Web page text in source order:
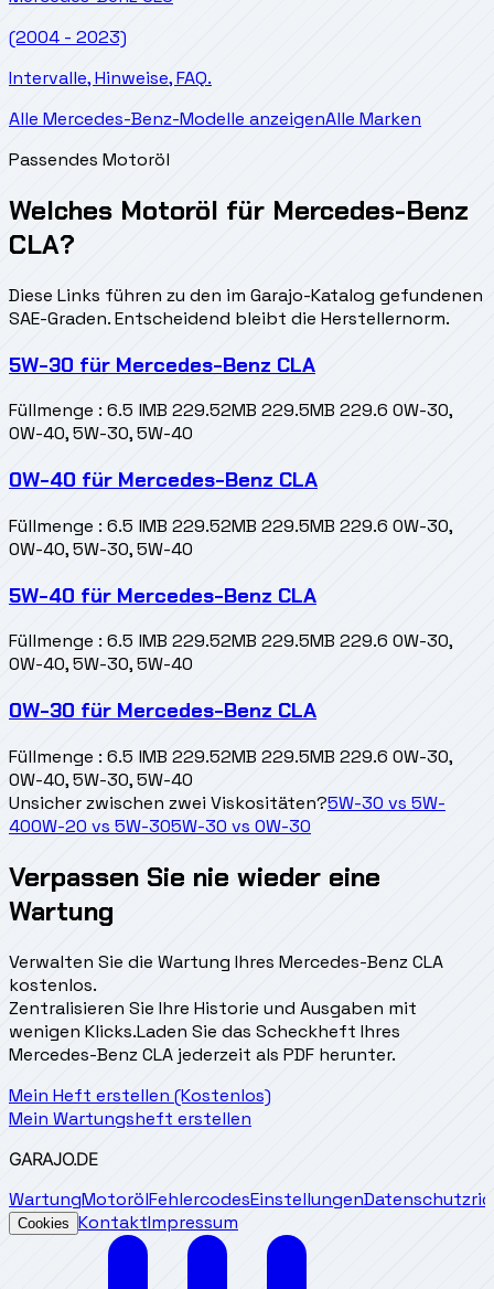
(2004 - 2023)
Intervalle, Hinweise, FAQ.
Alle Mercedes-Benz-Modelle anzeigenAlle Marken
Passendes Motoröl
Welches Motoröl für Mercedes-Benz
CLA?
Diese Links führen zu den im Garajo-Katalog gefundenen
SAE-Graden. Entscheidend bleibt die Herstellernorm.
5W-30 für Mercedes-Benz CLA
Füllmenge : 6.5 lMB 229.52MB 229.5MB 229.6 0W-30,
0W-40, 5W-30, 5W-40
0W-40 für Mercedes-Benz CLA
Füllmenge : 6.5 lMB 229.52MB 229.5MB 229.6 0W-30,
0W-40, 5W-30, 5W-40
5W-40 für Mercedes-Benz CLA
Füllmenge : 6.5 lMB 229.52MB 229.5MB 229.6 0W-30,
0W-40, 5W-30, 5W-40
0W-30 für Mercedes-Benz CLA
Füllmenge : 6.5 lMB 229.52MB 229.5MB 229.6 0W-30,
0W-40, 5W-30, 5W-40
Unsicher zwischen zwei Viskositäten?5W-30 vs 5W-
400W-20 vs 5W-305W-30 vs 0W-30
Verpassen Sie nie wieder eine
Wartung
Verwalten Sie die Wartung Ihres Mercedes-Benz CLA
kostenlos.
Zentralisieren Sie Ihre Historie und Ausgaben mit
wenigen Klicks.Laden Sie das Scheckheft Ihres
Mercedes-Benz CLA jederzeit als PDF herunter.
Mein Heft erstellen (Kostenlos)
Mein Wartungsheft erstellen
GARAJO.DE
WartungMotorölFehlercodesEinstellungen
Cookies KontaktImpressum